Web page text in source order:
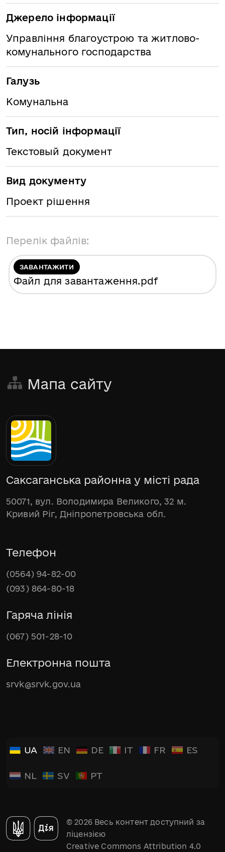
Джерело інформації
Управління благоустрою та житлово-
комунального господарства
Галузь
Комунальна
Тип, носій інформації
Текстовый документ
Вид документу
Проект рішення
Перелік файлів:
ЗАВАНТАЖИТИ
Файл для завантаження.pdf
Мапа сайту
Саксаганська районна у місті рада
50071, вул. Володимира Великого, 32 м.
Кривий Ріг, Дніпропетровська обл.
Телефон
(0564) 94-82-00
(093) 864-80-18
Гаряча лінія
(067) 501-28-10
Електронна пошта
srvk@srvk.gov.ua
UA EN DE IT FR ES
NL SV PT
© 2026 Весь контент доступний за
ліцензією
Creative Commons Attribution 4.0